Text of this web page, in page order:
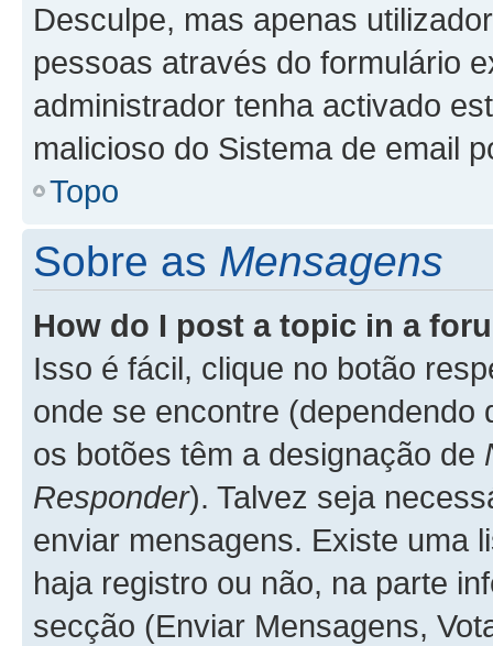
Desculpe, mas apenas
pessoas através do formulário
administrador tenha activado
malicioso do Sistema de email
Topo
Sobre as Mensagens
How do I post a topic in a
Isso é fácil, clique no botão
onde se encontre (dependendo
os botões têm a designação de
Responder). Talvez seja
enviar mensagens. Existe uma
haja registro ou não, na parte
secção (Enviar Mensagens,